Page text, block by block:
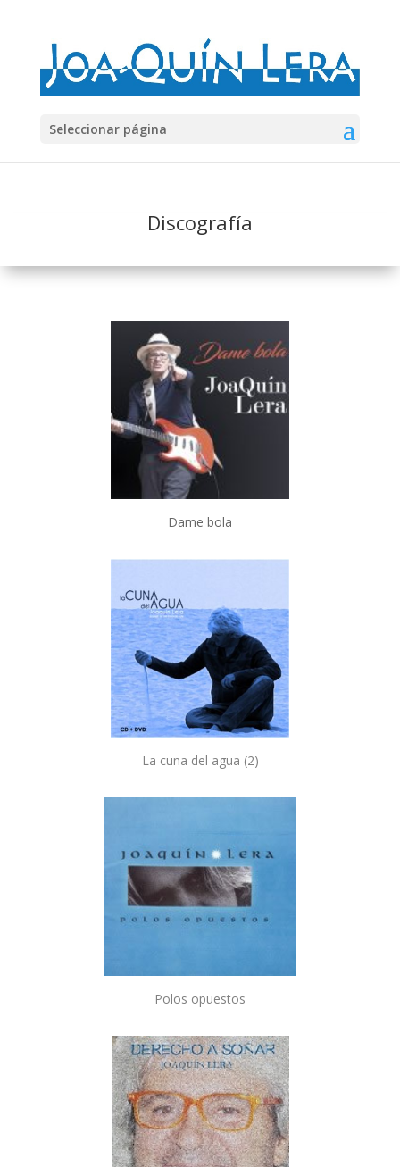
Seleccionar página
Discografía
Dame bola
La cuna del agua (2)
Polos opuestos